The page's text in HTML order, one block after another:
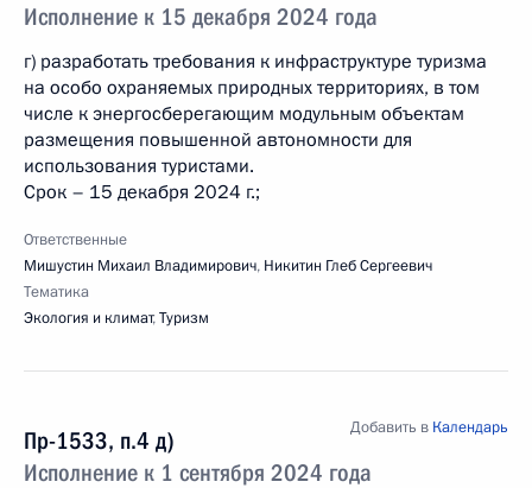
Исполнение к 15 декабря 2024 года
г) разработать требования к инфраструктуре туризма
на особо охраняемых природных территориях, в том
числе к энергосберегающим модульным объектам
размещения повышенной автономности для
использования туристами.
Срок – 15 декабря 2024 г.;
Ответственные
Мишустин Михаил Владимирович, Никитин Глеб Сергеевич
Тематика
Экология и климат,Туризм
Пр-1533, п.4 д)
Исполнение к 1 сентября 2024 года
Добавить в Календарь